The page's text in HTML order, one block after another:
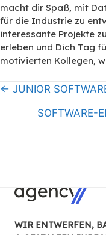
macht dir Spaß, mit
für die Industrie zu
interessante Projekte
erleben und Dich Tag
motivierten Kollegen,
← JUNIOR
SOFTWARE-
WIR ENTWERFEN,